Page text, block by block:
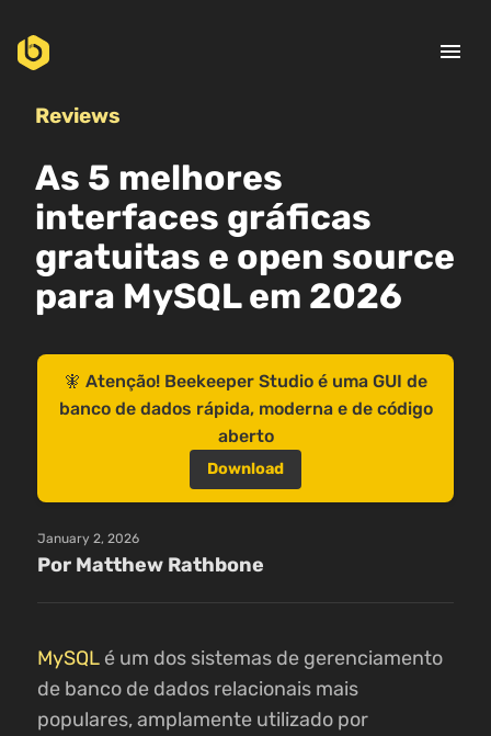
menu
Reviews
As 5 melhores
interfaces gráficas
gratuitas e open source
para MySQL em 2026
🧚 Atenção! Beekeeper Studio é uma GUI de
banco de dados rápida, moderna e de código
aberto
Download
January 2, 2026
Por Matthew Rathbone
MySQL é um dos sistemas de gerenciamento
de banco de dados relacionais mais
populares, amplamente utilizado por